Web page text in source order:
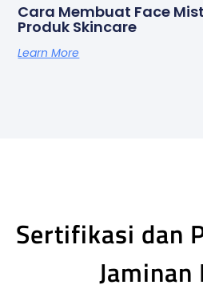
Cara Membuat Face
Produk Skincare
Learn More
Sertifikasi dan